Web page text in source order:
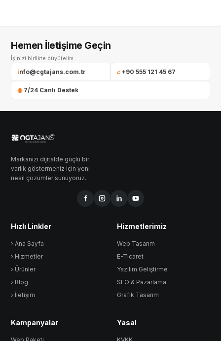
Hemen İletişime Geçin
İşinizi birlikte büyütelim.
info@cgtajans.com.tr ⌕ +90 555 121 45 67
◉ 7/24 Canlı Destek
Markanızı dijitalde güçlü bir
varlık göstermeniz için yeni
nesil çözümler sunuyoruz.
Hızlı Linkler
› Ana Sayfa
› Hizmetler
› Ürünler
› Blog
› İletişim
Hizmetlerimiz
Web Tasarım
E-Ticaret
Yazılım Geliştirme
SEO & Pazarlama
Grafik Tasarım
Kampanyalar Yasal